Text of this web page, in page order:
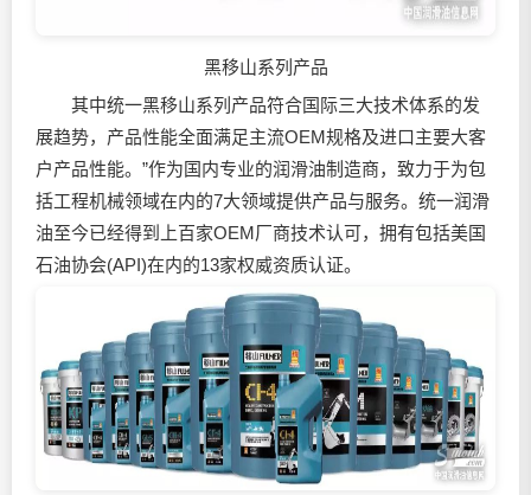
黑移山系列产品
其中统一黑移山系列产品符合国际三大技术体系的发
展趋势，产品性能全面满足主流OEM规格及进口主要大客
户产品性能。”作为国内专业的润滑油制造商，致力于为包
括工程机械领域在内的7大领域提供产品与服务。统一润滑
油至今已经得到上百家OEM厂商技术认可，拥有包括美国
石油协会(API)在内的13家权威资质认证。